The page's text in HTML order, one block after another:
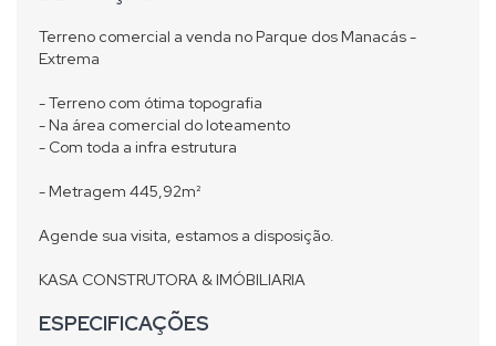
Terreno comercial a venda no Parque dos Manacás -
Extrema
- Terreno com ótima topografia
- Na área comercial do loteamento
- Com toda a infra estrutura
- Metragem 445,92m²
Agende sua visita, estamos a disposição.
KASA CONSTRUTORA & IMÓBILIARIA
ESPECIFICAÇÕES